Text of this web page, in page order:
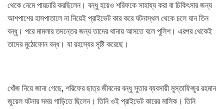
থেকে নেমে পায়চারি করছিলেন। বন্ধু হয়েও শরিফকে সাহায্য করা বা চিকিৎসার জন্য
আশপাশের হাসপাতালে না নিয়েই প্রাইভেট কার করে ঘটনাস্থল থেকে চলে যান তিন
বন্ধু। পরে মামলার তদন্তের জন্য তাদের থানায় আসতে বলে পুলিশ। এরপর থেকেই
তাদের মুঠোফোন বন্ধ। যা রহস্যের সৃষ্টি করেছে।
খোঁজ নিয়ে জানা গেছে, শরিফের ছাত্র জীবনের বন্ধু সুতার ব্যবসায়ী মুস্তাফিজুর রহমান
জুয়েল ঘটনার সময় গাড়িতে ছিলেন। তিনি ওই প্রাইভেট কারের মালিক। তিনি